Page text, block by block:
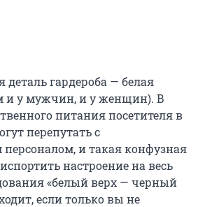
деталь гардероба — белая
и у мужчин, и у женщин). В
питания посетителя в
перепутать с
и такая конфузная
настроение на весь
«белый верх — черный
если только вы не